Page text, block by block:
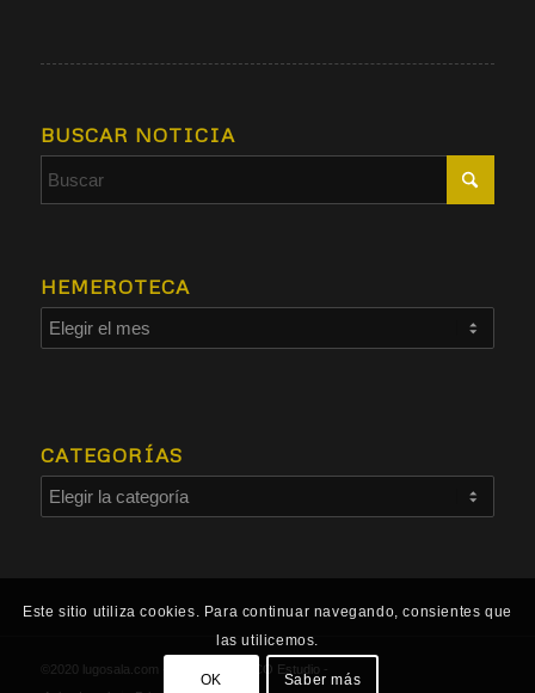
BUSCAR NOTICIA
HEMEROTECA
CATEGORÍAS
©2020 lugosala.com - Powered by HCO Estudio -
Este sitio utiliza cookies. Para continuar navegando, consientes que
las utilicemos.
OK Saber más